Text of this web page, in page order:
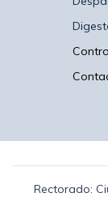
Rectorado: